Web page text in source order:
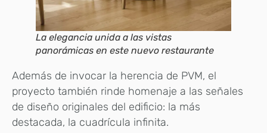
La elegancia unida a las vistas
panorámicas en este nuevo restaurante
Además de invocar la herencia de PVM, el
proyecto también rinde homenaje a las señales
de diseño originales del edificio: la más
destacada, la cuadrícula infinita.